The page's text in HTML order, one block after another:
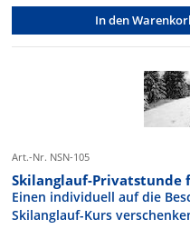
In den
Art.-Nr. NSN-105
Skilanglauf-Privatstunde
Einen individuell auf die
Skilanglauf-Kurs